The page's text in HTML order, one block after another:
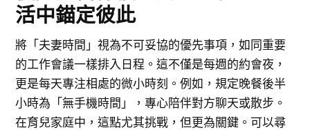
活中錨定彼此
將「夫妻時間」視為不可妥協的優先事項，如同重要
的工作會議一樣排入日程。這不僅是每週的約會夜，
更是每天專注相處的微小時刻。例如，規定晚餐後半
小時為「無手機時間」，專心陪伴對方聊天或散步。
在育兒家庭中，這點尤其挑戰，但更為關鍵。可以尋